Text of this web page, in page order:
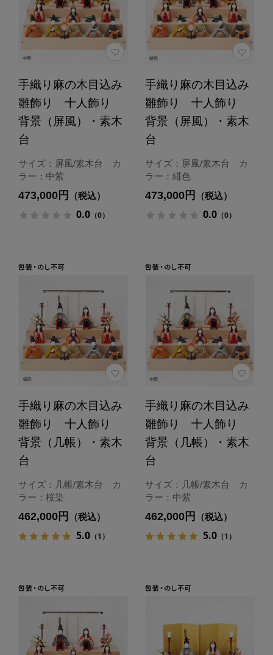
手織り麻の木目込み
雛飾り 十人飾り
背景（屏風）・素木
台
サイズ：屏風/素木台 カ
ラー：中紫
473,000円 （税込）
0.0（0）
手織り麻の木目込み
雛飾り 十人飾り
背景（屏風）・素木
台
サイズ：屏風/素木台 カ
ラー：緋色
473,000円 （税込）
0.0（0）
手織り麻の木目込み
雛飾り 十人飾り
背景（几帳）・素木
台
サイズ：几帳/素木台 カ
ラー：桜染
462,000円 （税込）
5.0（1）
手織り麻の木目込み
雛飾り 十人飾り
背景（几帳）・素木
台
サイズ：几帳/素木台 カ
ラー：中紫
462,000円 （税込）
5.0（1）